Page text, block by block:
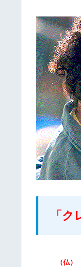
「ク
（仏）